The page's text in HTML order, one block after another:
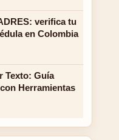
verifica tu
en Colombia
Texto: Guía
Herramientas